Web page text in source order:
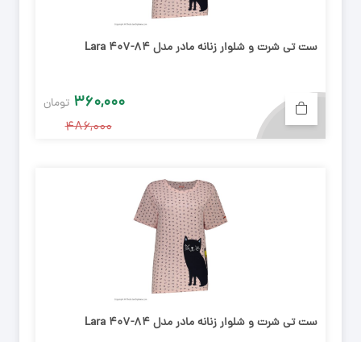
ست تی شرت و شلوار زنانه مادر مدل Lara 407-84
۴۸۶,۰۰۰
۳۶۰,۰۰۰ تومان
ست تی شرت و شلوار زنانه مادر مدل Lara 407-84